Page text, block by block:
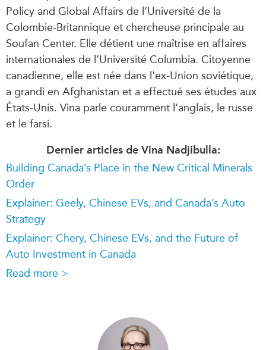
Policy and Global Affairs de l’Université de la
Colombie-Britannique et chercheuse principale au
Soufan Center. Elle détient une maîtrise en affaires
internationales de l’Université Columbia. Citoyenne
canadienne, elle est née dans l'ex-Union soviétique,
a grandi en Afghanistan et a effectué ses études aux
États-Unis. Vina parle couramment l’anglais, le russe
et le farsi.
Dernier articles de Vina Nadjibulla:
Building Canada’s Place in the New Critical Minerals
Order
Explainer: Geely, Chinese EVs, and Canada’s Auto
Strategy
Explainer: Chery, Chinese EVs, and the Future of
Auto Investment in Canada
Read more >